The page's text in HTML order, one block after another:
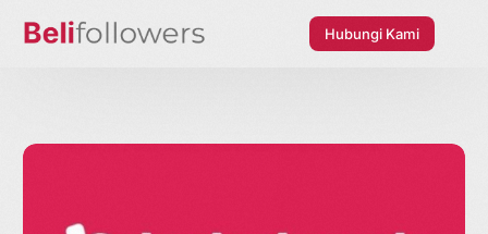
Hubungi Kami